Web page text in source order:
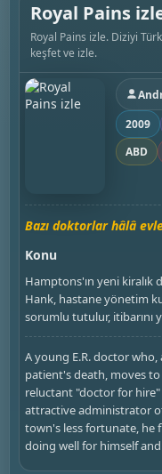
Royal Pains
Royal Pains izle. Diziyi
keşfet ve izle.
2009
ABD
Bazı doktorlar hâlâ
Konu
Hamptons'ın yeni kiralık
Hank, hastane yönetim
sorumlu tutulur, itibarını
A young E.R. doctor
patient's death, moves
reluctant "doctor for
attractive administrator
town's less fortunate, he
doing well for himself